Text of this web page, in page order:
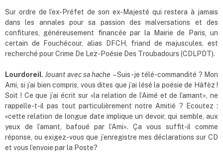
Sur ordre de l’ex-Préfet de son ex-Majesté qui restera à jamais
dans les annales pour sa passion des malversations et des
confitures, généreusement financée par la Mairie de Paris, un
certain de Fouchécour, alias DFCH, friand de majuscules, est
recherché pour Crime De Lez-Poésie Des Troubadours (CDLPDT).
Lourdoreil. Jouant avec sa hache – Suis-je télé-commandité ? Mon
Ami, si j’ai bien compris, vous dites que j’ai lésé la poésie de Hâfèz !
Soit ! Ce que j’ai écrit sur «la relation de l’Aimé et de l’amant», ne
rappelle-t-il pas tout particulièrement notre Amitié ? Ecoutez :
«cette relation de longue date implique un devoir, qui semble, aux
yeux de l’amant, bafoué par l’Ami». Ça vous suffit-il comme
réponse, ou exigez-vous que j’enregistre mes déclarations sur CD
et vous l’envoie par la Poste?